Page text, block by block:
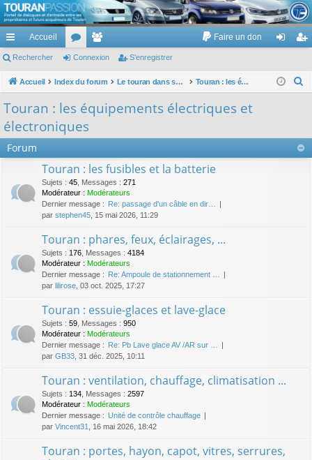
TouranPassion
Le forum des propriétaires ou futurs acquéreurs du Volkswagen Touran
cc
ès
pi
Accueil
or
u
e
m
Faire un don
ne nr
Rechercher Connexion S’enregistrer
Accueil Index du forum Le touran dans ses versions I (V1 V2 V3) et II ... Touran : les équipements électriques et électroniques
r
Touran : les équipements électriques et
électroniques
Forum
Touran : les fusibles et la batterie
Sujets : 45 Messages : 271
Modérateur : Modérateurs
Dernier message : Re: passage d'un câble en dir…
par stephen45 , 15 mai 2026, 11:29
Touran : phares, feux, éclairages, ...
Sujets : 176 Messages : 4184
Modérateur : Modérateurs
Dernier message : Re: Ampoule de stationnement …
par lilirose , 03 oct. 2025, 17:27
Touran : essuie-glaces et lave-glace
Sujets : 59 Messages : 950
Modérateur : Modérateurs
Dernier message : Re: Pb Lave glace AV /AR sur …
par GB33 , 31 déc. 2025, 10:11
Touran : ventilation, chauffage, climatisation ...
Sujets : 134 Messages : 2597
Modérateur : Modérateurs
Dernier message : Unité de contrôle chauffage
par Vincent31 , 16 mai 2026, 18:42
Touran : portes, hayon, capot, vitres, serrures,